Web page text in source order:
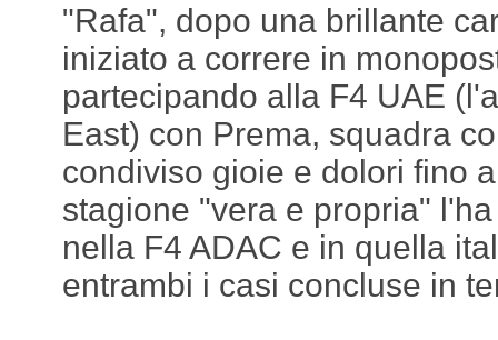
"Rafa", dopo una brillante
iniziato a correre in
partecipando alla F4 UAE
East) con Prema, squadra
condiviso gioie e dolori fino
stagione "vera e propria"
nella F4 ADAC e in quella
entrambi i casi concluse in